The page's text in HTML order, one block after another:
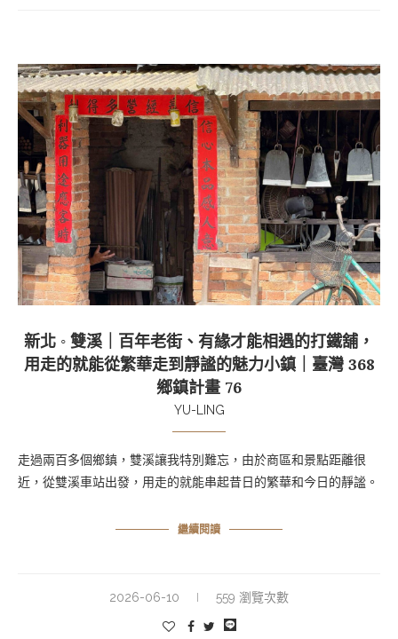
新北 ◦ 雙溪｜百年老街、有緣才能相遇的打鐵舖，
用走的就能從繁華走到靜謐的魅力小鎮｜臺灣 368
鄉鎮計畫 76
YU-LING
走過兩百多個鄉鎮，雙溪讓我特別難忘，由於商區和景點距離很
近，從雙溪車站出發，用走的就能串起昔日的繁華和今日的靜謐。
繼續閱讀
2026-06-10 559 瀏覽次數